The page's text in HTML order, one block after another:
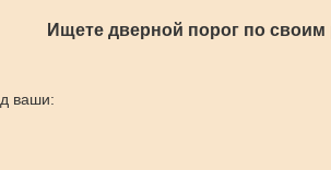
Ищете дверной порог по своим
ваши: